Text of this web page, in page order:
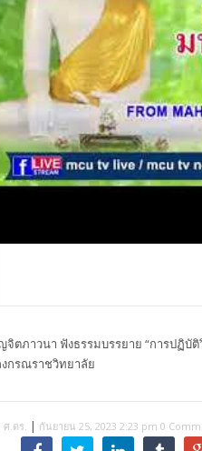
กล่าวแสดงความยินดี
จิตภาวนา ฟังธรรมบรรยาย “การปฏิบั
กรณราชวิทยาลัย
.ดร. | กันยายน 25, 2023 2:23 pm 0